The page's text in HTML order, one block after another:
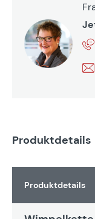
Produktdetails
Produktdetails